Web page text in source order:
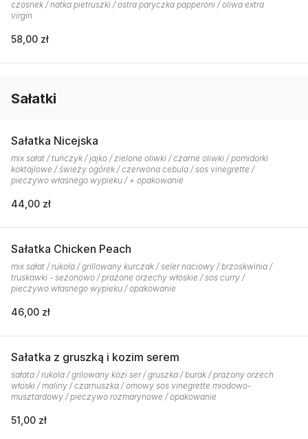
czosnek / natka pietruszki / ostra paryczka papperoni / oliwa extra
virgin
58,00 zł
Sałatki
Sałatka Nicejska
mix sałat / tuńczyk / jajko / zielone oliwki / czarne oliwki / pomidorki
koktajlowe / świeży ogórek / czerwona cebula / sos vinegrette /
pieczywo własnego wypieku / + opakowanie
44,00 zł
Sałatka Chicken Peach
mix sałat / rukola / grillowany kurczak / seler naciowy / brzoskwinia /
truskawki - sezonowo / prażone orzechy włoskie / sos curry /
pieczywo własnego wypieku / opakowanie
46,00 zł
Sałatka z gruszką i kozim serem
sałata / rukola / grilowany kozi ser / gruszka / burak / prażony orzech
włoski / maliny / czarnuszka / omowy sos vinegrette miodowo-
musztardowy / pieczywo rozmarynowe / opakowanie
51,00 zł